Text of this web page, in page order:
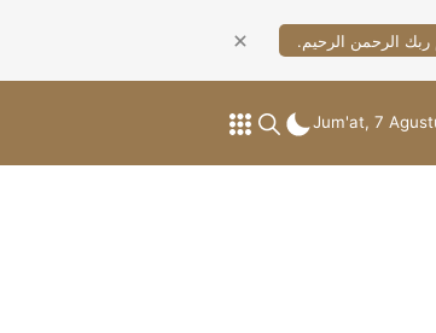
ربك الرحمن الرحيم.
Jum'at, 7